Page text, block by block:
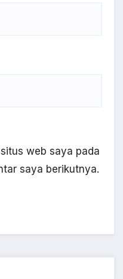
web saya pada
saya berikutnya.